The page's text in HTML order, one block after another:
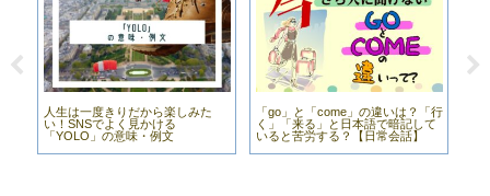
人生は一度きりだから楽しみた
い！SNSでよく見かける
「YOLO」の意味・例文
「go」と「come」の違いは？「行
く」「来る」と日本語で暗記して
いると苦労する？【日常会話】